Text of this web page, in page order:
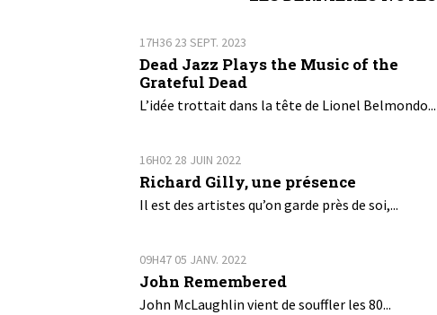
17H36 23 SEPT. 2023
Dead Jazz Plays the Music of the
Grateful Dead
L’idée trottait dans la tête de Lionel Belmondo...
16H02 28 JUIN 2022
Richard Gilly, une présence
Il est des artistes qu’on garde près de soi,...
09H47 05 JANV. 2022
John Remembered
John McLaughlin vient de souffler les 80...